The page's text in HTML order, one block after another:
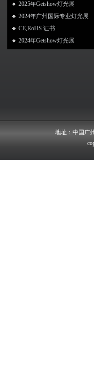
2025年Getshow灯光展
2024年广州国际专业灯光展
CE,RoHS 证书
2024年Getshow灯光展
地址：中国广